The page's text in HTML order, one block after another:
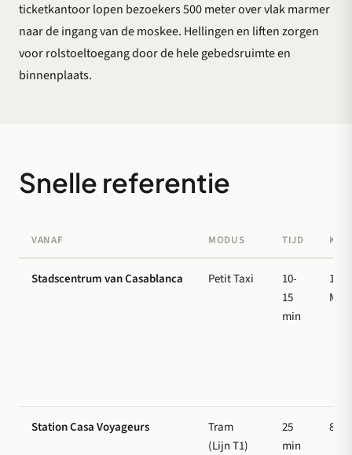
ticketkantoor lopen bezoekers 500 meter over vlak marmer
naar de ingang van de moskee. Hellingen en liften zorgen
voor rolstoeltoegang door de hele gebedsruimte en
binnenplaats.
Snelle referentie
VANAF MODUS TIJD
Stadscentrum van Casablanca Petit Taxi
10-
15
min
15-
MAD
Station Casa Voyageurs
Tram
(Lijn T1)
25
min
8